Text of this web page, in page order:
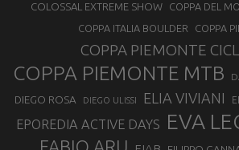
COLOSSAL EXTREME SHOW
COPPA DEL
COPPA ITALIA BOULDER
COPPA
COPPA PIEMONTE
COPPA PIEMONTE MTB
DIEGO ROSA DIEGO ULISSI ELIA VIVIANI
EPOREDIA ACTIVE DAYS EVA